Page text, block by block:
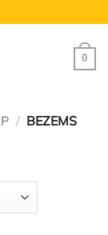
0
/ BEZEMS